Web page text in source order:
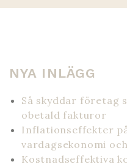
NYA INLÄGG
Så skyddar företag
obetald fakturor
Inflationseffekter
vardagsekonomi
Kostnadseffektiva